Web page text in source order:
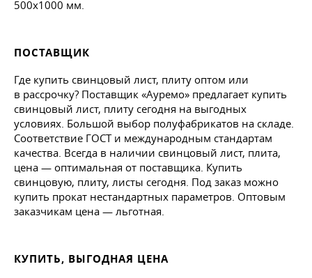
500x1000 мм.
ПОСТАВЩИК
Где купить свинцовый лист, плиту оптом или
в рассрочку? Поставщик «Ауремо» предлагает купить
свинцовый лист, плиту сегодня на выгодных
условиях. Большой выбор полуфабрикатов на складе.
Соответствие ГОСТ и международным стандартам
качества. Всегда в наличии свинцовый лист, плита,
цена — оптимальная от поставщика. Купить
свинцовую, плиту, листы сегодня. Под заказ можно
купить прокат нестандартных параметров. Оптовым
заказчикам цена — льготная.
КУПИТЬ, ВЫГОДНАЯ ЦЕНА